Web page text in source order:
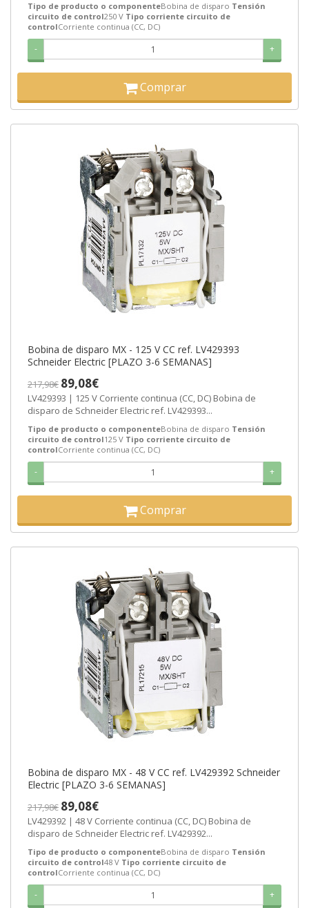
Tipo de producto o componenteBobina de disparo Tensión
circuito de control250 V Tipo corriente circuito de
controlCorriente continua (CC, DC)
- +
Comprar
Bobina de disparo MX - 125 V CC ref. LV429393
Schneider Electric [PLAZO 3-6 SEMANAS]
217,98€ 89,08€
LV429393 | 125 V Corriente continua (CC, DC) Bobina de
disparo de Schneider Electric ref. LV429393...
Tipo de producto o componenteBobina de disparo Tensión
circuito de control125 V Tipo corriente circuito de
controlCorriente continua (CC, DC)
- +
Comprar
Bobina de disparo MX - 48 V CC ref. LV429392 Schneider
Electric [PLAZO 3-6 SEMANAS]
217,98€ 89,08€
LV429392 | 48 V Corriente continua (CC, DC) Bobina de
disparo de Schneider Electric ref. LV429392...
Tipo de producto o componenteBobina de disparo Tensión
circuito de control48 V Tipo corriente circuito de
controlCorriente continua (CC, DC)
- +